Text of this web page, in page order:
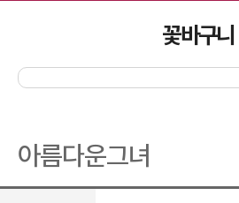
꽃바구니
아름다운그녀